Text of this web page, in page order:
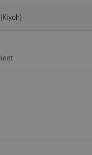
(Kiyoh)